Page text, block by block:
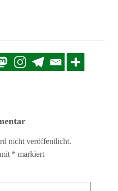
nicht veröffentlicht.
* markiert